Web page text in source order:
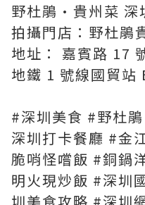
野杜鵑·貴州菜 深
拍攝門店：野杜鵑
地址： 嘉賓路 17
地鐵 1 號線國貿站
#深圳美食 #野杜
深圳打卡餐廳 #金
脆哨怪嚐飯 #銅鍋
明火現炒飯 #深圳